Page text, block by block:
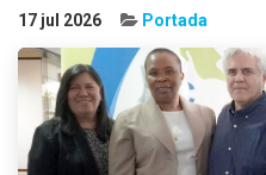
17 jul 2026 Portada